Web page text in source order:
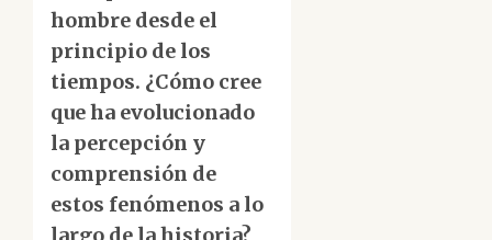
hombre desde el
principio de los
tiempos. ¿Cómo cree
que ha evolucionado
la percepción y
comprensión de
estos fenómenos a lo